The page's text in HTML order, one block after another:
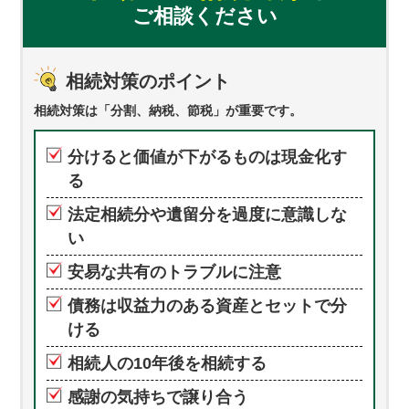
ご相談ください
相続対策のポイント
相続対策は「分割、納税、節税」が重要です。
分けると価値が下がるものは現金化す
る
法定相続分や遺留分を過度に意識しな
い
安易な共有のトラブルに注意
債務は収益力のある資産とセットで分
ける
相続人の10年後を相続する
感謝の気持ちで譲り合う